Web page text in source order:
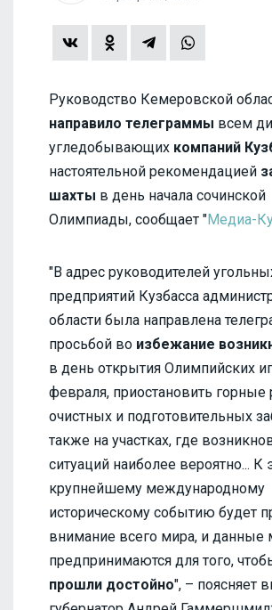
Руководство Кемеровской
направило телеграммы всем
угледобывающих компаний
настоятельной рекомендацией
шахты в день начала сочинской
Олимпиады, сообщает "Медиа-
"В адрес руководителей
предприятий Кузбасса
области была направлена
просьбой во избежание
в день открытия Олимпийских
февраля, приостановить горные
очистных и подготовительных
также на участках, где
ситуаций наиболее вероятно... К
крупнейшему международному
историческому событию будет
внимание всего мира, и данные
предпринимаются для того,
прошли достойно", – поясняет